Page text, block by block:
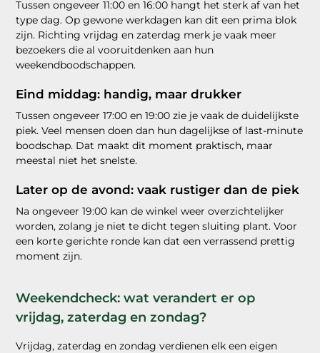
Tussen ongeveer 11:00 en 16:00 hangt het sterk af van het
type dag. Op gewone werkdagen kan dit een prima blok
zijn. Richting vrijdag en zaterdag merk je vaak meer
bezoekers die al vooruitdenken aan hun
weekendboodschappen.
Eind middag: handig, maar drukker
Tussen ongeveer 17:00 en 19:00 zie je vaak de duidelijkste
piek. Veel mensen doen dan hun dagelijkse of last-minute
boodschap. Dat maakt dit moment praktisch, maar
meestal niet het snelste.
Later op de avond: vaak rustiger dan de piek
Na ongeveer 19:00 kan de winkel weer overzichtelijker
worden, zolang je niet te dicht tegen sluiting plant. Voor
een korte gerichte ronde kan dat een verrassend prettig
moment zijn.
Weekendcheck: wat verandert er op
vrijdag, zaterdag en zondag?
Vrijdag, zaterdag en zondag verdienen elk een eigen